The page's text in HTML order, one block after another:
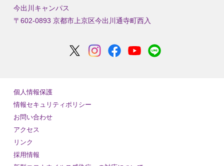
今出川キャンパス
〒602-0893 京都市上京区今出川通寺町西入
個人情報保護
情報セキュリティポリシー
お問い合わせ
アクセス
リンク
採用情報